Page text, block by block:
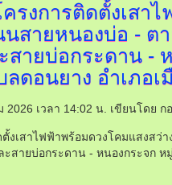
รงการติดตั้งเสา
นสายหนองบ่อ - ต
สายบ่อกระดาน -
ลดอนยาง อำเภอเ
เวลา 14:02 น. เขียนโดย ก
งเสาไฟฟ้าพร้อมดวงโคมแสงสว่
สายบ่อกระดาน - หนองกระจก ห